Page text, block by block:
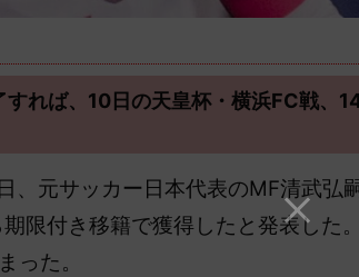
れば、10日の天皇杯・横浜FC戦、
、元サッカー日本代表のMF清武弘
限付き移籍で獲得したと発表した
った。